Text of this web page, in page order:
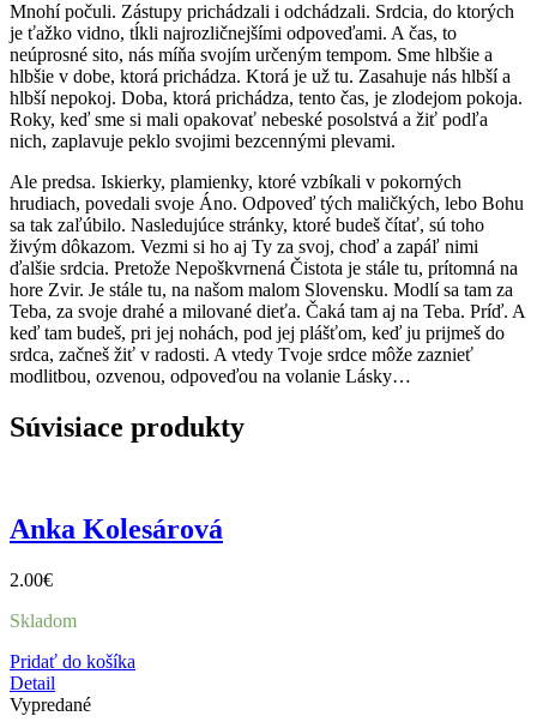
Mnohí počuli. Zástupy prichádzali i odchádzali. Srdcia, do ktorých
je ťažko vidno, tĺkli najrozličnejšími odpoveďami. A čas, to
neúprosné sito, nás míňa svojím určeným tempom. Sme hlbšie a
hlbšie v dobe, ktorá prichádza. Ktorá je už tu. Zasahuje nás hlbší a
hlbší nepokoj. Doba, ktorá prichádza, tento čas, je zlodejom pokoja.
Roky, keď sme si mali opakovať nebeské posolstvá a žiť podľa
nich, zaplavuje peklo svojimi bezcennými plevami.
Ale predsa. Iskierky, plamienky, ktoré vzbíkali v pokorných
hrudiach, povedali svoje Áno. Odpoveď tých maličkých, lebo Bohu
sa tak zaľúbilo. Nasledujúce stránky, ktoré budeš čítať, sú toho
živým dôkazom. Vezmi si ho aj Ty za svoj, choď a zapáľ nimi
ďalšie srdcia. Pretože Nepoškvrnená Čistota je stále tu, prítomná na
hore Zvir. Je stále tu, na našom malom Slovensku. Modlí sa tam za
Teba, za svoje drahé a milované dieťa. Čaká tam aj na Teba. Príď. A
keď tam budeš, pri jej nohách, pod jej plášťom, keď ju prijmeš do
srdca, začneš žiť v radosti. A vtedy Tvoje srdce môže zaznieť
modlitbou, ozvenou, odpoveďou na volanie Lásky…
Súvisiace produkty
Anka Kolesárová
2.00€
Skladom
Pridať do košíka
Detail
Vypredané